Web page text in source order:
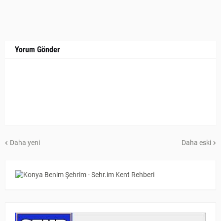
Yorum Gönder
Daha yeni Daha eski